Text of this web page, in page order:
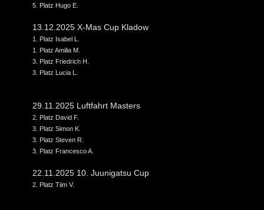
5. Platz Hugo E.
13.12.2025 X-Mas Cup Kladow
1. Platz Isabel L.
1. Platz Amilia M.
3. Platz Friedrich H.
3. Platz Lucia L.
29.11.2025 Luftfahrt Masters
2. Platz David F.
3. Platz Simon K.
3. Platz Steven R.
3. Platz Francesco A.
22.11.2025 10. Juunigatsu Cup
2. Platz Tiim V.